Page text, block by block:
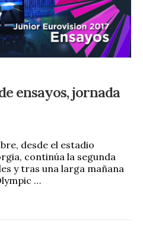
ensayos, jornada
desde el estadio
continúa la segunda
y tras una larga mañana
…